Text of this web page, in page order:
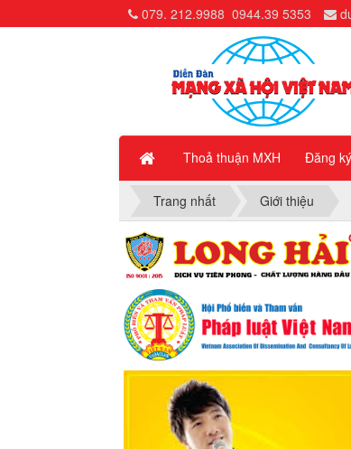
Thoả thuận MXH Đăng ký
079. 212.9988 0944.39 5353
Trang nhất Giới thiệu